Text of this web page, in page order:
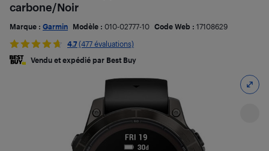
carbone/Noir
Marque : Garmin Modèle : 010-02777-10 Code Web : 17108629
4.7 (477 évaluations)
Vendu et expédié par Best Buy